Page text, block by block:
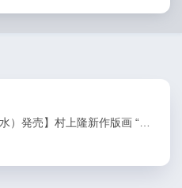
）発売】村上隆新作版画 “…